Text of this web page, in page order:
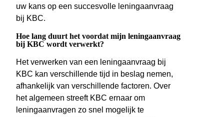
uw kans op een succesvolle leningaanvraag
bij KBC.
Hoe lang duurt het voordat mijn leningaanvraag
bij KBC wordt verwerkt?
Het verwerken van een leningaanvraag bij
KBC kan verschillende tijd in beslag nemen,
afhankelijk van verschillende factoren. Over
het algemeen streeft KBC ernaar om
leningaanvragen zo snel mogelijk te